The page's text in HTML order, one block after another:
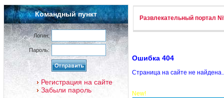
Командный пункт
Логин:
Пароль:
Регистрация на сайте
Забыли пароль
Развлекательный портал
Ошибка 404
Страница на сайте не
New!